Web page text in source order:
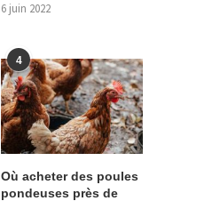
6 juin 2022
4
Où acheter des poules
pondeuses près de